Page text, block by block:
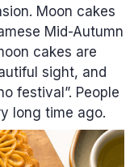
Moon cakes
Mid-Autumn
cakes are
sight, and
festival”. People
long time ago.